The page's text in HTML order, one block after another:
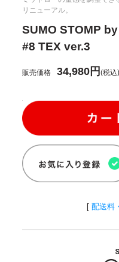
リニューアル。
SUMO STOMP
#8 TEX ver.3
販売価格 34,980円(税込)
[ 配送料